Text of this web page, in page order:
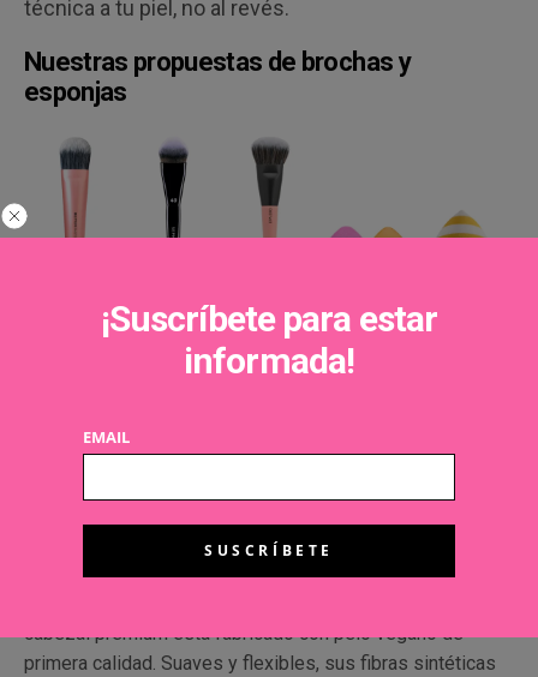
técnica a tu piel, no al revés.
Nuestras propuestas de brochas y
esponjas
Brocha maquillaje fluido. Masters Edition,
áreas. Es ideal para aplicar bases de maquillaje fluido,
precio: 8,85 €
Brocha Pro – Brocha Pro Base de maquillaje 40,
Sephora.Brocha para la doble aplicación del maquillaje:
cabezal premium está fabricado con pelo vegano de
primera calidad. Suaves y flexibles, sus fibras sintéticas
¡Suscríbete para estar
informada!
EMAIL